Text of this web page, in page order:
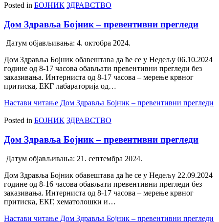
Posted in БОЈНИК ЗДРАВСТВО
Дом Здравља Бојник – превентивни прегледи
Датум објављивања: 4. октобра 2024.
Дом Здравља Бојник обавештава да ће се у Недељу 06.10.2024
године од 8-17 часова обављати превентивни прегледи без
заказивања. Интерниста од 8-17 часова – мерење крвног
притиска, ЕКГ лабараторија од…
Настави читање Дом Здравља Бојник – превентивни прегледи
Posted in БОЈНИК ЗДРАВСТВО
Дом Здравља Бојник – превентивни прегледи
Датум објављивања: 21. септембра 2024.
Дом Здравља Бојник обавештава да ће се у Недељу 22.09.2024
године од 8-16 часова обављати превентивни прегледи без
заказивања. Интерниста од 8-17 часова – мерење крвног
притиска, ЕКГ, хематолошки и…
Настави читање Дом Здравља Бојник – превентивни прегледи